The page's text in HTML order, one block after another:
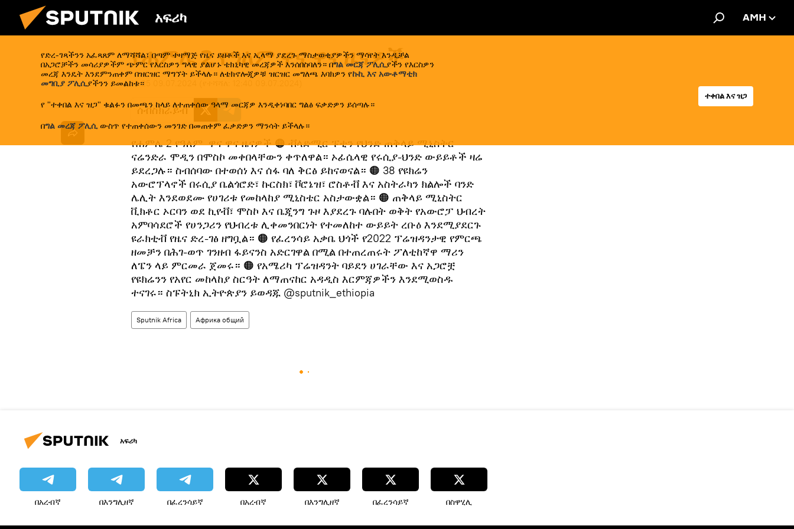
አፍሪካ AMH
የድረ-ገጻችንን አፈጻጸም ለማሻሻል፣ በጣም ተዛማጅ የዜና ይዘቶች እና ኢላማ ያደረጉ ማስታወቂያዎችን ማሳየት እንዲቻል
በአጋሮቻችን መሳሪያዎችም ጭምር የእርስዎን ግላዊ ያልሆኑ ቴክኒካዊ መረጃዎች እንሰበስባለን። በግል መርጃ ፖሊሲያችን የእርስዎን
መረጃ እንዴት እንደምንጠቀም በዝርዝር ማግኘት ይችላሉ። ለቴክኖሎጂዎቹ ዝርዝር መግለጫ እባክዎን የኩኪ እና አውቶማቲክ
መግቢያ ፖሊሲያችንን ይመልከቱ።
የ "ተቀበል እና ዝጋ" ቁልፉን በመጫን ከላይ ለተጠቀሰው ዓላማ መርጃዎ እንዲቀነባበር ግልፅ ፍቃድዎን ይሰጣሉ።
በግል መረጃ ፖሊሲውስጥ የተጠቀሰውን መንገድ በመጠቀም ፈቃድዎን ማንሳት ይችላሉ።
ተቀበል እና ዝጋ
የሐምሌ 2 የዓለም ዋና ዋና ዜናዎች
12:25 09.07.2024
ሰብስክራይብ
የሐምሌ 2 የዓለም ዋና ዋና ዜናዎች 🟠 ቭላድሚር ፑቲን የህንድ ጠቅላይ ሚኒስትር
ናሬንድራ ሞዲን በሞስኮ መቀበላቸውን ቀጥለዋል። ኦፊሴላዊ የሩሲያ-ህንድ ውይይቶች ዛሬ
ይደረጋሉ። ስብሰባው በተወሰነ እና ሰፋ ባለ ቅርፅ ይከናወናል። 🟠 38 የዩክሬን
አውሮፕላኖች በሩሲያ ቤልጎሮድ፣ ኩርስክ፣ ቮሮኔዝ፣ ሮስቶቭ እና አስትራካን ክልሎች ባንድ
ሌሊት እንደወደሙ የሀገሪቱ የመከላከያ ሚኒስቴር አስታውቋል። 🟠 ጠቅላይ ሚኒስትር
ቪክቶር ኦርባን ወደ ኪየቭ፣ ሞስኮ እና ቤጂንግ ጉዞ እያደረጉ ባሉበት ወቅት የአውሮፓ ህብረት
አምባሳደሮች የሀንጋሪን የህብረቱ ሊቀመንበርነት የተመለከተ ውይይት ረቡዕ እንደሚያደርጉ
ዩራክቲቭ የዜና ድረ-ገፅ ዘግቧል። 🟠 የፈረንሳይ አቃቤ ህጎች የ2022 ፕሬዝዳንታዊ የምርጫ
ዘመቻን በሕገ-ወጥ ገንዘብ ፋይናንስ አድርገዋል በሚል በተጠረጠሩት ፖለቲከኛዋ ማሪን
ለፔን ላይ ምርመራ ጀመሩ። 🟠 የአሜሪካ ፕሬዝዳንት ባይደን ሀገራቸው እና አጋሮቿ
የዩክሬንን የአየር መከላከያ ስርዓት ለማጠናከር አዳዲስ እርምጃዎችን እንደሚወስዱ
ተናገሩ። ስፑትኒክ ኢትዮጵያን ይወዳጁ @sputnik_ethiopia
Sputnik Africa Африка общий
አፍሪካ
በአረብኛ በእንግሊዘኛ በፈረንሳይኛ በአረብኛ በእንግሊዘኛ በፈረንሳይኛ በስዋሂሊ